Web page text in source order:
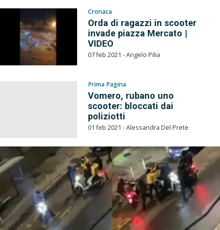
Cronaca
Orda di ragazzi in scooter
invade piazza Mercato |
VIDEO
07 feb 2021 - Angelo Pilia
Prima Pagina
Vomero, rubano uno
scooter: bloccati dai
poliziotti
01 feb 2021 - Alessandra Del Prete